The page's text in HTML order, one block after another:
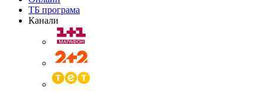
ТБ програма
Канали